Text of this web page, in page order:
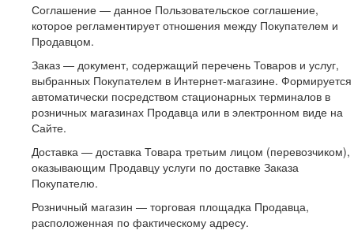
Соглашение — данное Пользовательское соглашение,
которое регламентирует отношения между Покупателем и
Продавцом.
Заказ — документ, содержащий перечень Товаров и услуг,
выбранных Покупателем в Интернет-магазине. Формируется
автоматически посредством стационарных терминалов в
розничных магазинах Продавца или в электронном виде на
Сайте.
Доставка — доставка Товара третьим лицом (перевозчиком),
оказывающим Продавцу услуги по доставке Заказа
Покупателю.
Розничный магазин — торговая площадка Продавца,
расположенная по фактическому адресу.